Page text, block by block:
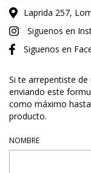
Laprida 257,
Siguenos en
Siguenos en
Si te arrepentiste
enviando este
como máximo
producto.
NOMBRE